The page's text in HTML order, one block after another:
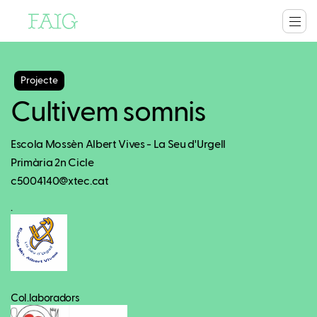
Projecte
Cultivem somnis
Escola Mossèn Albert Vives - La Seu d'Urgell
Primària 2n Cicle
c5004140@xtec.cat
.
Col.laboradors